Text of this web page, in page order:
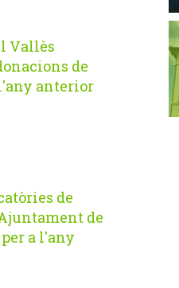
Vallès
de
anterior
de
de
a l'any